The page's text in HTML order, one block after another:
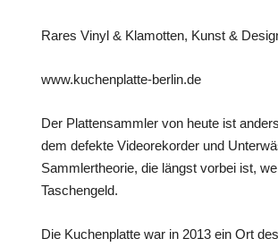
Rares Vinyl & Klamotten, Kunst &
www.kuchenplatte-berlin.de
Der Plattensammler von heute ist
dem defekte Videorekorder und
Sammlertheorie, die längst vorbei ist,
Taschengeld.
Die Kuchenplatte war in 2013 ein Ort